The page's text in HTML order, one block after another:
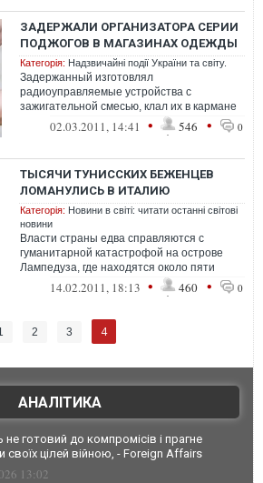
ЗАДЕРЖАЛИ ОРГАНИЗАТОРА СЕРИИ
ПОДЖОГОВ В МАГАЗИНАХ ОДЕЖДЫ
Категорія: Надзвичайні події України та світу.
Задержанный изготовлял
радиоуправляемые устройства с
зажигательной смесью, клал их в кармане
одежды, а после совершения поджога
направлял владельцам м...
02.03.2011, 14:41 • 546 • 0
ТЫСЯЧИ ТУНИССКИХ БЕЖЕНЦЕВ
ЛОМАНУЛИСЬ В ИТАЛИЮ
Категорія: Новини в світі: читати останні світові
новини
Власти страны едва справляются с
гуманитарной катастрофой на острове
Лампедуза, где находятся около пяти
тысяч жителей Туниса, бежавших из
14.02.2011, 18:13 • 460 • 0
2 3 4
АНАЛІТИКА
готовий до компромісів і прагне
своїх цілей війною, - Foreign Affairs
13:02